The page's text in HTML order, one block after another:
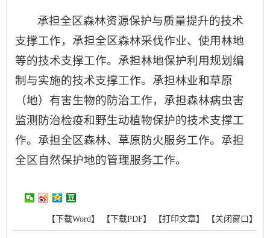
承担全区森林资源保护与质量提升的技术
支撑工作，承担全区森林采伐作业、使用林地
等的技术支撑工作。承担林地保护利用规划编
制与实施的技术支撑工作。承担林业和草原
（地）有害生物的防治工作，承担森林病虫害
监测防治检疫和野生动植物保护的技术支撑工
作。承担全区森林、草原防火服务工作。承担
全区自然保护地的管理服务工作。
【下载Word】 【下载PDF】 【打印文章】 【关闭窗口】